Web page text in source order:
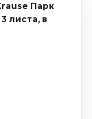
Парк
листа, в